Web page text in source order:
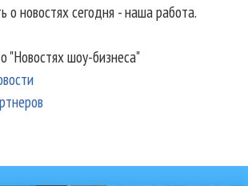
о новостях сегодня - наша работа.
о "Новостях шоу-бизнеса"